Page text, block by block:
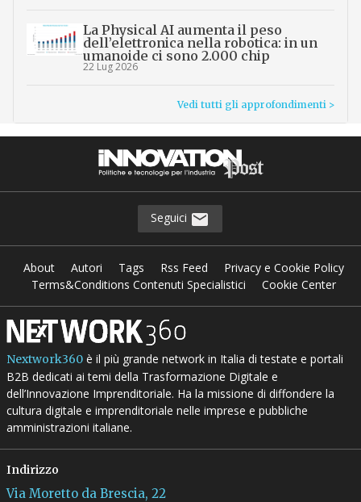
La Physical AI aumenta il peso
dell’elettronica nella robotica: in un
umanoide ci sono 2.000 chip
22 Lug 2026
Vedi tutti gli approfondimenti >
Seguici
About Autori Tags Rss Feed
Privacy e Cookie Policy
Terms&Conditions Contenuti Specialistici
Cookie Center
Nextwork360è il più grande network in Italia di testate e portali
B2B dedicati ai temi della Trasformazione Digitale e
dell’Innovazione Imprenditoriale. Ha la missione di diffondere la
cultura digitale e imprenditoriale nelle imprese e pubbliche
amministrazioni italiane.
Indirizzo
Via Moretto da Brescia, 22